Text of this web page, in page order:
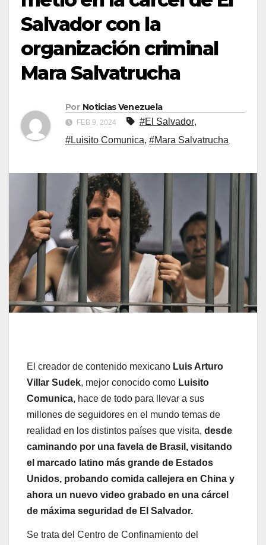
Salvador con la
organización criminal
Mara Salvatrucha
Por Noticias Venezuela
FEB 9, 2024 #El Salvador,
#Luisito Comunica, #Mara Salvatrucha
El creador de contenido mexicano Luis Arturo
Villar Sudek, mejor conocido como Luisito
Comunica, hace de todo para llevar a sus
millones de seguidores en el mundo temas de
realidad en los distintos países que visita, desde
caminando por una favela de Brasil, visitando
el marcado latino más grande de Estados
Unidos, probando comida callejera en China y
ahora un nuevo video grabado en una cárcel
de máxima seguridad de El Salvador.
Se trata del Centro de Confinamiento del